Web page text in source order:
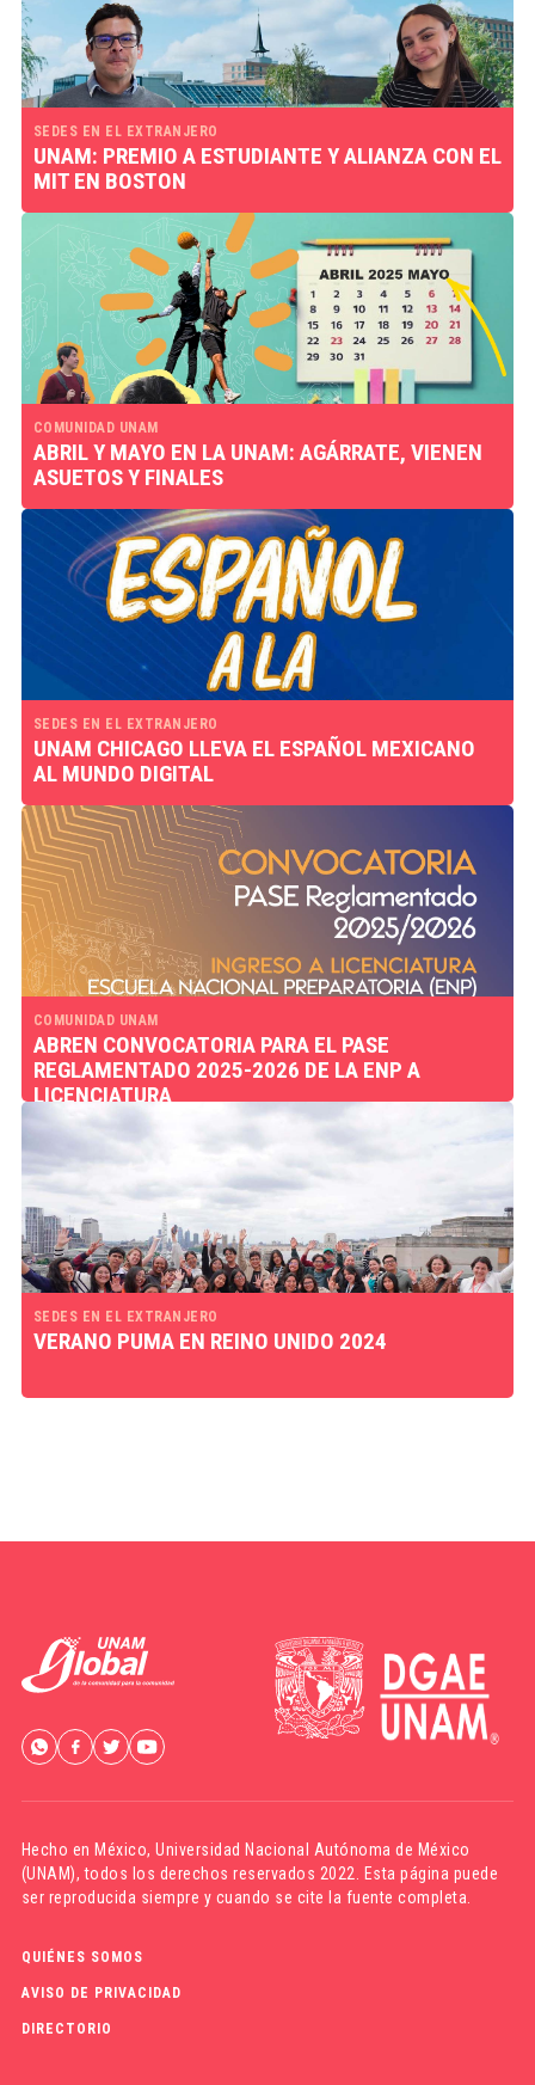
SEDES EN EL EXTRANJERO
UNAM: PREMIO A ESTUDIANTE Y ALIANZA CON EL
MIT EN BOSTON
COMUNIDAD UNAM
ABRIL Y MAYO EN LA UNAM: AGÁRRATE, VIENEN
ASUETOS Y FINALES
SEDES EN EL EXTRANJERO
UNAM CHICAGO LLEVA EL ESPAÑOL MEXICANO
AL MUNDO DIGITAL
COMUNIDAD UNAM
ABREN CONVOCATORIA PARA EL PASE
REGLAMENTADO 2025-2026 DE LA ENP A
LICENCIATURA
SEDES EN EL EXTRANJERO
VERANO PUMA EN REINO UNIDO 2024
Hecho en México,Universidad Nacional Autónoma de México
(UNAM), todos los derechos reservados 2022. Esta página puede
ser reproducida siempre y cuando se cite la fuente completa.
QUIÉNES SOMOS
AVISO DE PRIVACIDAD
DIRECTORIO